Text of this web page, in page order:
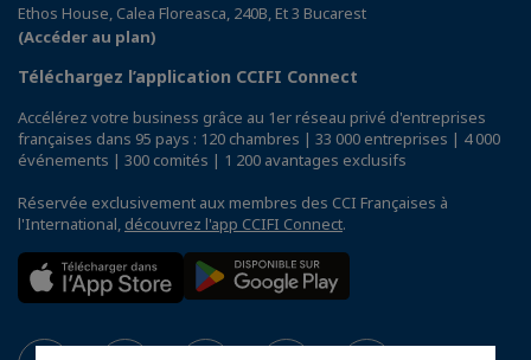
Ethos House, Calea Floreasca, 240B, Et 3 Bucarest
(Accéder au plan)
Téléchargez l’application CCIFI Connect
Accélérez votre business grâce au 1er réseau privé d'entreprises
françaises dans 95 pays : 120 chambres | 33 000 entreprises | 4 000
événements | 300 comités | 1 200 avantages exclusifs
Réservée exclusivement aux membres des CCI Françaises à
l'International, découvrez l'app CCIFI Connect.